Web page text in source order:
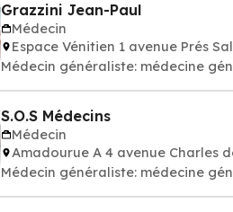
Grazzini Jean-Paul
Médecin
Espace Vénitien 1 avenue Prés
Médecin généraliste: médecine
S.O.S Médecins
Médecin
Amadourue A 4 avenue Charles
Médecin généraliste: médecine